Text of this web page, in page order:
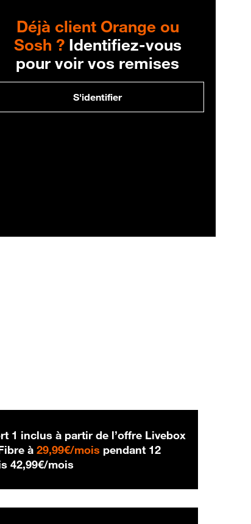
Déjà client Orange ou
Sosh ?Identifiez-vous
pour voir vos remises
S'identifier
1 inclus à partir de l’offre Livebox
à29,99€/mois 29,99 € par mois
pendant 12
42,99€/mois